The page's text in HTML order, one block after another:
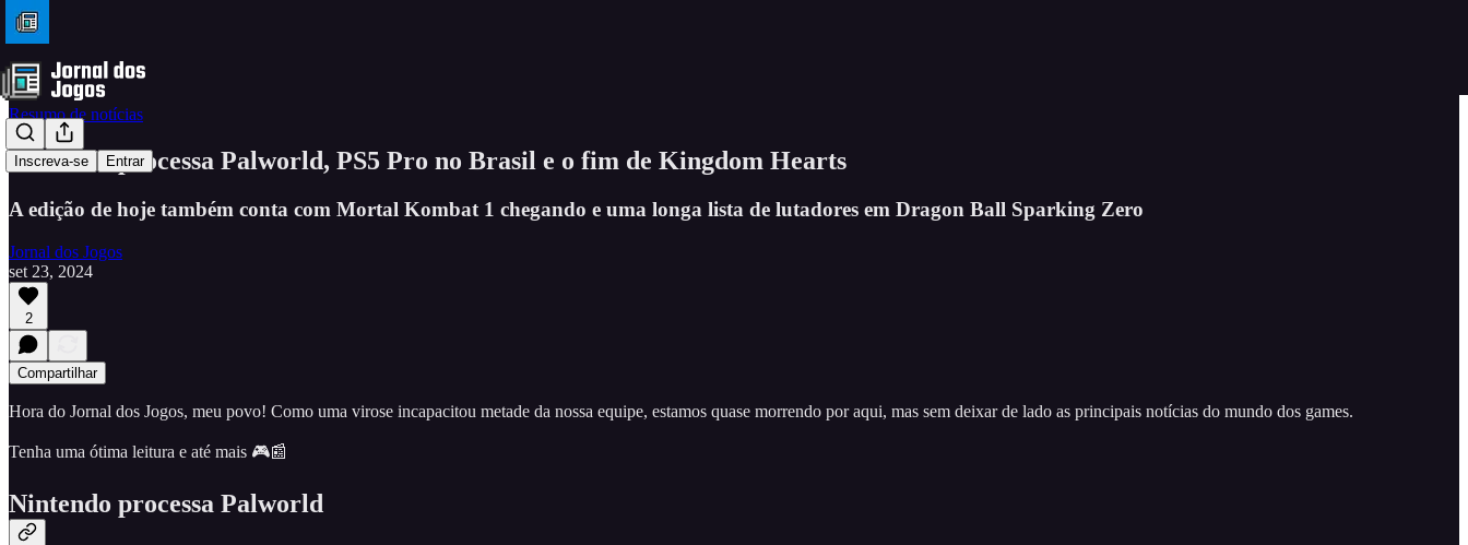
Inscreva-se Entrar
Resumo de notícias
Nintendo processa Palworld, PS5 Pro no Brasil e o fim de Kingdom Hearts
A edição de hoje também conta com Mortal Kombat 1 chegando e uma longa lista de lutadores em Dragon Ball Sparking Zero
Jornal dos Jogos
set 23, 2024
2
Compartilhar
Hora do Jornal dos Jogos, meu povo! Como uma virose incapacitou metade da nossa equipe, estamos quase morrendo por aqui, mas sem deixar de lado as principais notícias do mundo dos games.
Tenha uma ótima leitura e até mais 🎮📰
Nintendo processa Palworld